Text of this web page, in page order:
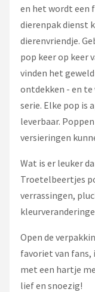
en het wordt een
dierenpak dienst
dierenvriendje.
pop keer op keer
vinden het
ontdekken - en te
serie. Elke pop is
leverbaar.
versieringen
Wat is er leuker
Troetelbeertjes
verrassingen,
Open de
favoriet van fans,
met een hartje
lief en snoezig!